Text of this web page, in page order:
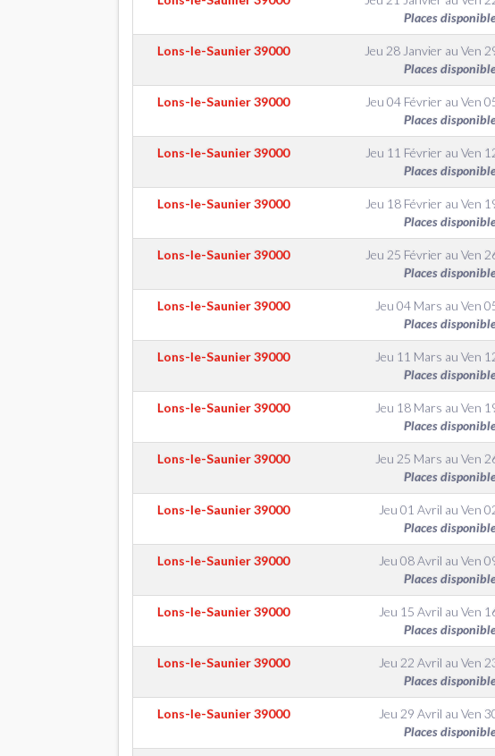
Places
Lons-le-Saunier39000 Jeu 28 Janvier au Ven
Places
Lons-le-Saunier39000 Jeu 04 Février au Ven
Places
Lons-le-Saunier39000 Jeu 11 Février au Ven
Places
Lons-le-Saunier39000 Jeu 18 Février au Ven
Places
Lons-le-Saunier39000 Jeu 25 Février au Ven
Places
Lons-le-Saunier39000 Jeu 04 Mars au Ven
Places
Lons-le-Saunier39000 Jeu 11 Mars au Ven
Places
Lons-le-Saunier39000 Jeu 18 Mars au Ven
Places
Lons-le-Saunier39000 Jeu 25 Mars au Ven
Places
Lons-le-Saunier39000 Jeu 01 Avril au Ven
Places
Lons-le-Saunier39000 Jeu 08 Avril au Ven
Places
Lons-le-Saunier39000 Jeu 15 Avril au Ven
Places
Lons-le-Saunier39000 Jeu 22 Avril au Ven
Places
Lons-le-Saunier39000 Jeu 29 Avril au Ven
Places